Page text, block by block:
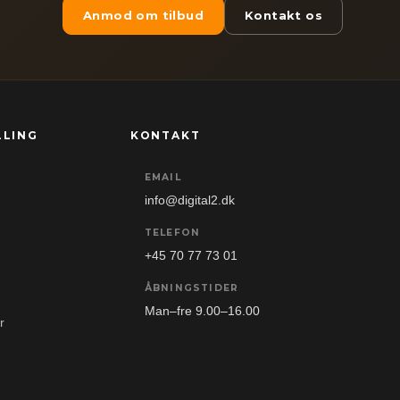
Anmod om tilbud Kontakt os
KONTAKT
EMAIL
info@digital2.dk
TELEFON
+45 70 77 73 01
ÅBNINGSTIDER
Man–fre 9.00–16.00